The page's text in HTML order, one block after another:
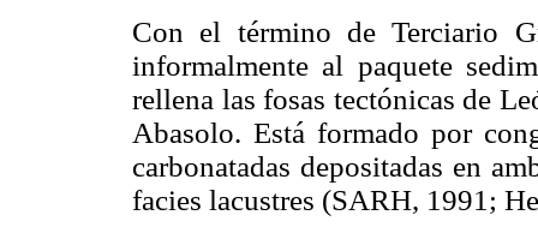
Con el término de Terciario
informalmente al paquete
rellena las fosas tectónicas de
Abasolo. Está formado por
carbonatadas depositadas en
facies lacustres (SARH, 1991;